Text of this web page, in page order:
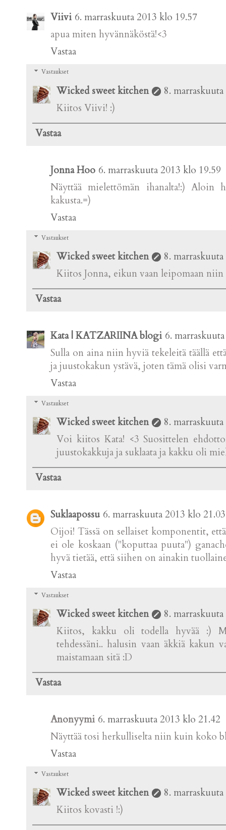
Viivi 6. marraskuuta 2013 klo 19.57
apua miten hyvännäköstä!<3
Vastaa
Vastaukset
Wicked sweet kitchen
8.
Kiitos Viivi! :)
Vastaa
Jonna Hoo 6. marraskuuta 2013 klo 19.59
Näyttää mielettömän ihanalta!:) Aloin
kakusta.=)
Vastaa
Vastaukset
Wicked sweet kitchen
8.
Kiitos Jonna, eikun vaan leipomaan
Vastaa
Kata | KATZARIINA blogi 6.
Sulla on aina niin hyviä tekeleitä täällä
ja juustokakun ystävä, joten tämä olisi
Vastaa
Vastaukset
Wicked sweet kitchen
8.
Voi kiitos Kata! <3 Suosittelen
juustokakkuja ja suklaata ja kakku oli
Vastaa
Suklaapossu 6. marraskuuta 2013 klo 21.03
Oijoi! Tässä on sellaiset komponentit,
ei ole koskaan ("koputtaa puuta")
hyvä tietää, että siihen on ainakin
Vastaa
Vastaukset
Wicked sweet kitchen
8.
Kiitos, kakku oli todella hyvää :)
tehdessäni.. halusin vaan äkkiä kakun
maistamaan sitä :D
Vastaa
Anonyymi 6. marraskuuta 2013 klo 21.42
Näyttää tosi herkulliselta niin kuin koko
Vastaa
Vastaukset
Wicked sweet kitchen
8.
Kiitos kovasti !:)